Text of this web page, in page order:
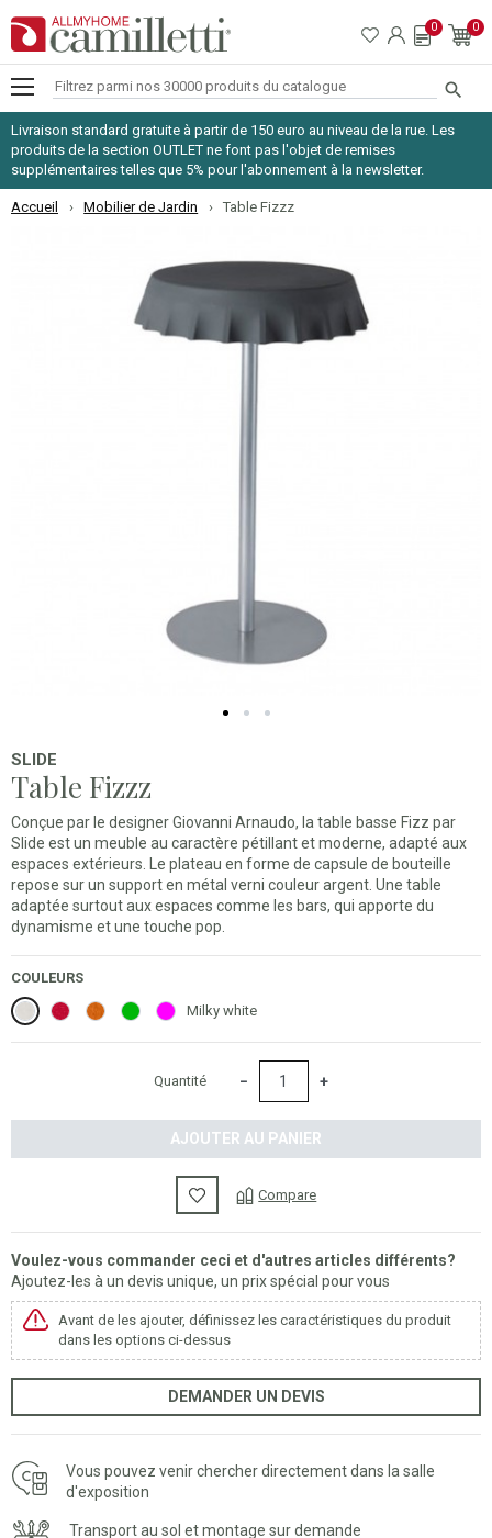

0 0
Livraison standard gratuite à partir de 150 euro au niveau de la rue. Les
produits de la section OUTLET ne font pas l'objet de remises
supplémentaires telles que 5% pour l'abonnement à la newsletter.
Accueil Mobilier de Jardin Table Fizzz
SLIDE
Table Fizzz
Conçue par le designer Giovanni Arnaudo, la table basse Fizz par
Slide est un meuble au caractère pétillant et moderne, adapté aux
espaces extérieurs. Le plateau en forme de capsule de bouteille
repose sur un support en métal verni couleur argent. Une table
adaptée surtout aux espaces comme les bars, qui apporte du
dynamisme et une touche pop.
COULEURS
Milky white
Flame rPure Orange
Lime Green
Sweet Fucsia
Milky white
Quantité − +
AJOUTER AU PANIER
Compare
Voulez-vous commander ceci et d'autres articles différents?
Ajoutez-les à un devis unique, un prix spécial pour vous
Avant de les ajouter, définissez les caractéristiques du produit
dans les options ci-dessus
DEMANDER UN DEVIS
Vous pouvez venir chercher directement dans la salle
d'exposition
Transport au sol et montage sur demande